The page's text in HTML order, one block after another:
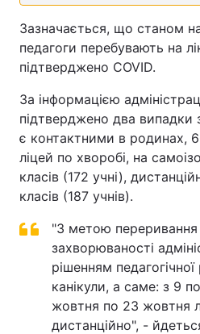
Зазначається, що станом
педагоги перебувають на
підтверджено COVID.
За інформацією
підтверджено два випадки
є контактними в родинах,
ліцей по хворобі, на
класів (172 учні),
класів (187 учнів).
"З метою
захворюваності
рішенням
канікули, а саме: з 9
жовтня по 23 жовтня
дистанційно", -